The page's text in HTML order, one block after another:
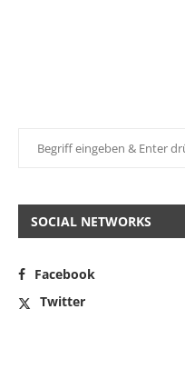
SOCIAL NETWORKS
Facebook
Twitter